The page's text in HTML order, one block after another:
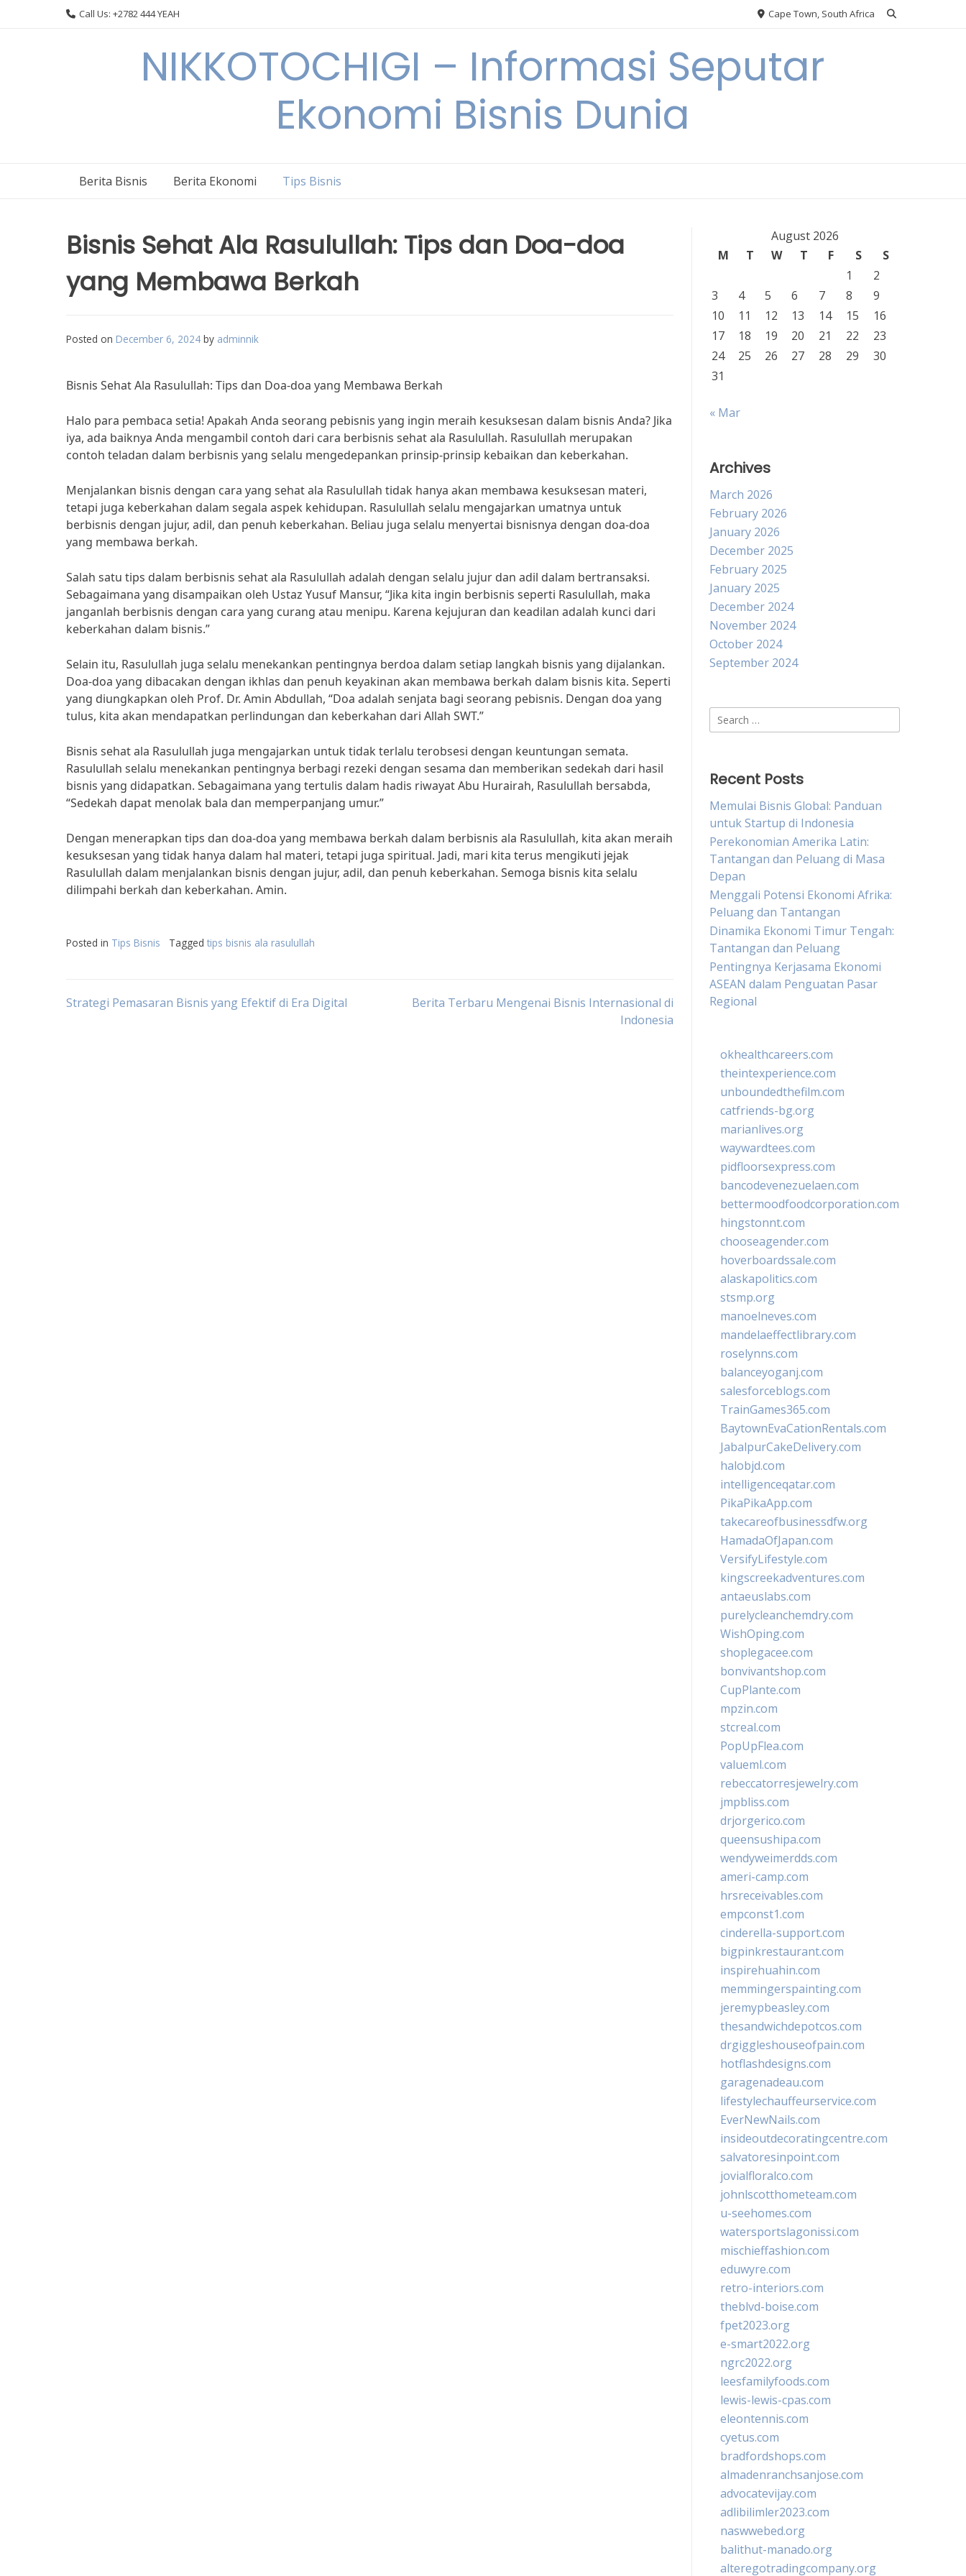
Call Us: +2782 444 YEAH Cape Town, South Africa
NIKKOTOCHIGI – Informasi Seputar
Ekonomi Bisnis Dunia
Berita Bisnis Berita Ekonomi Tips Bisnis
Bisnis Sehat Ala Rasulullah: Tips dan Doa-doa
yang Membawa Berkah
Posted on December 6, 2024 by adminnik
Bisnis Sehat Ala Rasulullah: Tips dan Doa-doa yang Membawa Berkah
Halo para pembaca setia! Apakah Anda seorang pebisnis yang ingin meraih kesuksesan dalam bisnis Anda? Jika
iya, ada baiknya Anda mengambil contoh dari cara berbisnis sehat ala Rasulullah. Rasulullah merupakan
contoh teladan dalam berbisnis yang selalu mengedepankan prinsip-prinsip kebaikan dan keberkahan.
Menjalankan bisnis dengan cara yang sehat ala Rasulullah tidak hanya akan membawa kesuksesan materi,
tetapi juga keberkahan dalam segala aspek kehidupan. Rasulullah selalu mengajarkan umatnya untuk
berbisnis dengan jujur, adil, dan penuh keberkahan. Beliau juga selalu menyertai bisnisnya dengan doa-doa
yang membawa berkah.
Salah satu tips dalam berbisnis sehat ala Rasulullah adalah dengan selalu jujur dan adil dalam bertransaksi.
Sebagaimana yang disampaikan oleh Ustaz Yusuf Mansur, “Jika kita ingin berbisnis seperti Rasulullah, maka
janganlah berbisnis dengan cara yang curang atau menipu. Karena kejujuran dan keadilan adalah kunci dari
keberkahan dalam bisnis.”
Selain itu, Rasulullah juga selalu menekankan pentingnya berdoa dalam setiap langkah bisnis yang dijalankan.
Doa-doa yang dibacakan dengan ikhlas dan penuh keyakinan akan membawa berkah dalam bisnis kita. Seperti
yang diungkapkan oleh Prof. Dr. Amin Abdullah, “Doa adalah senjata bagi seorang pebisnis. Dengan doa yang
tulus, kita akan mendapatkan perlindungan dan keberkahan dari Allah SWT.”
Bisnis sehat ala Rasulullah juga mengajarkan untuk tidak terlalu terobsesi dengan keuntungan semata.
Rasulullah selalu menekankan pentingnya berbagi rezeki dengan sesama dan memberikan sedekah dari hasil
bisnis yang didapatkan. Sebagaimana yang tertulis dalam hadis riwayat Abu Hurairah, Rasulullah bersabda,
“Sedekah dapat menolak bala dan memperpanjang umur.”
Dengan menerapkan tips dan doa-doa yang membawa berkah dalam berbisnis ala Rasulullah, kita akan meraih
kesuksesan yang tidak hanya dalam hal materi, tetapi juga spiritual. Jadi, mari kita terus mengikuti jejak
Rasulullah dalam menjalankan bisnis dengan jujur, adil, dan penuh keberkahan. Semoga bisnis kita selalu
dilimpahi berkah dan keberkahan. Amin.
Posted in Tips Bisnis Tagged tips bisnis ala rasulullah
Post
Strategi Pemasaran Bisnis yang Efektif di Era Digital
Berita Terbaru Mengenai Bisnis Internasional di
Indonesia
August 2026
M
T W T F S
S
1
2
3
4 5 6 7 8
9
10
11 12 13 14 15
16
17
18 19 20 21 22
23
24
25 26 27 28 29
30
31
« Mar
Archives
March 2026
February 2026
January 2026
December 2025
February 2025
January 2025
December 2024
November 2024
October 2024
September 2024
Search
for:
Recent Posts
Memulai Bisnis Global: Panduan
untuk Startup di Indonesia
Perekonomian Amerika Latin:
Tantangan dan Peluang di Masa
Depan
Menggali Potensi Ekonomi Afrika:
Peluang dan Tantangan
Dinamika Ekonomi Timur Tengah:
Tantangan dan Peluang
Pentingnya Kerjasama Ekonomi
ASEAN dalam Penguatan Pasar
Regional
okhealthcareers.com
theintexperience.com
unboundedthefilm.com
catfriends-bg.org
marianlives.org
waywardtees.com
pidfloorsexpress.com
bancodevenezuelaen.com
bettermoodfoodcorporation.com
hingstonnt.com
chooseagender.com
hoverboardssale.com
alaskapolitics.com
stsmp.org
manoelneves.com
mandelaeffectlibrary.com
roselynns.com
balanceyoganj.com
salesforceblogs.com
TrainGames365.com
BaytownEvaCationRentals.com
JabalpurCakeDelivery.com
halobjd.com
intelligenceqatar.com
PikaPikaApp.com
takecareofbusinessdfw.org
HamadaOfJapan.com
VersifyLifestyle.com
kingscreekadventures.com
antaeuslabs.com
purelycleanchemdry.com
WishOping.com
shoplegacee.com
bonvivantshop.com
CupPlante.com
mpzin.com
stcreal.com
PopUpFlea.com
valueml.com
rebeccatorresjewelry.com
jmpbliss.com
drjorgerico.com
queensushipa.com
wendyweimerdds.com
ameri-camp.com
hrsreceivables.com
empconst1.com
cinderella-support.com
bigpinkrestaurant.com
inspirehuahin.com
memmingerspainting.com
jeremypbeasley.com
thesandwichdepotcos.com
drgiggleshouseofpain.com
hotflashdesigns.com
garagenadeau.com
lifestylechauffeurservice.com
EverNewNails.com
insideoutdecoratingcentre.com
salvatoresinpoint.com
jovialfloralco.com
johnlscotthometeam.com
u-seehomes.com
watersportslagonissi.com
mischieffashion.com
eduwyre.com
retro-interiors.com
theblvd-boise.com
fpet2023.org
e-smart2022.org
ngrc2022.org
leesfamilyfoods.com
lewis-lewis-cpas.com
eleontennis.com
cyetus.com
bradfordshops.com
almadenranchsanjose.com
advocatevijay.com
adlibilimler2023.com
naswwebed.org
balithut-manado.org
alteregotradingcompany.org